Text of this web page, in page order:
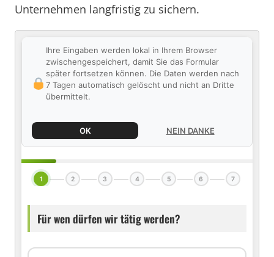
Unternehmen langfristig zu sichern.
Ihre Eingaben werden lokal in Ihrem Browser
zwischengespeichert, damit Sie das Formular
später fortsetzen können. Die Daten werden nach
7 Tagen automatisch gelöscht und nicht an Dritte
übermittelt.
OK NEIN DANKE
1 2 3 4 5 6 7
Für wen dürfen wir tätig werden?